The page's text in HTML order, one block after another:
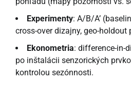
Experimenty: A/B/A’
cross-over dizajny, geo-
Ekonometria: difference-in-
po inštalácii senzorických
kontrolou sezónnosti.